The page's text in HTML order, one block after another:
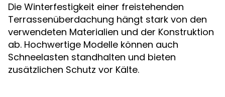
Die Winterfestigkeit einer freistehenden
Terrassenüberdachung hängt stark von den
verwendeten Materialien und der Konstruktion
ab. Hochwertige Modelle können auch
Schneelasten standhalten und bieten
zusätzlichen Schutz vor Kälte.